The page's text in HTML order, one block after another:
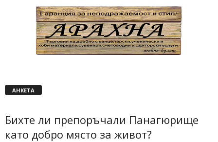
АНКЕТА
Бихте ли препоръчали Панагюрище
като добро място за живот?